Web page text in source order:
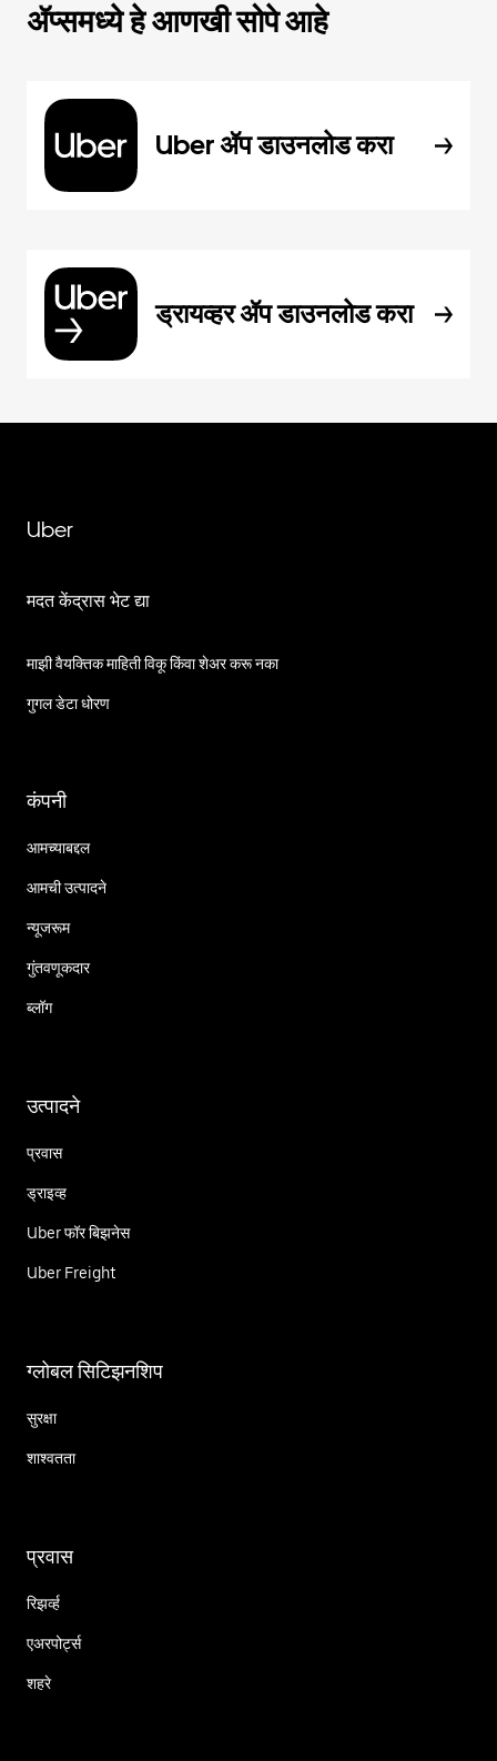
ॲप्समध्ये हे आणखी सोपे आहे
Uber ॲप डाउनलोड करा
ड्रायव्हर ॲप डाउनलोड करा
Uber
मदत केंद्रास भेट द्या
माझी वैयक्तिक माहिती विकू किंवा शेअर करू नका
गुगल डेटा धोरण
कंपनी
आमच्याबद्दल
आमची उत्पादने
न्यूजरूम
गुंतवणूकदार
ब्लॉग
उत्पादने
प्रवास
ड्राइव्ह
Uber फॉर बिझनेस
Uber Freight
ग्लोबल सिटिझनशिप
सुरक्षा
शाश्वतता
प्रवास
रिझर्व्ह
एअरपोर्ट्स
शहरे